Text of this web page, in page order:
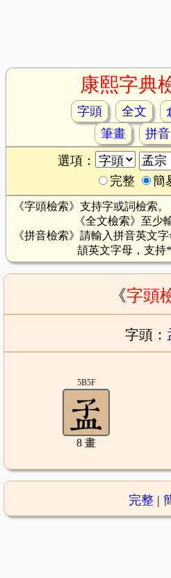
康熙字典
字頭 全文
筆畫
拼音
選項：
完整
簡
《字頭檢索》支持字或詞檢索
《全文檢索》至少
《拼音檢索》請輸入拼音英文
頡英文字母，支持
《字頭
字頭：
5B5F
8 畫
完整|